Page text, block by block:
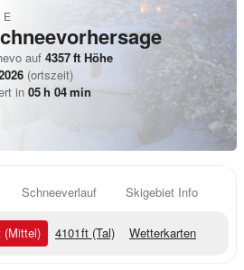
E
auf 4357ft Höhe
(ortszeit)
in 05h 04min
Schneeverlauf Skigebiet Info
(Mittel) 4101ft (Tal) Wetterkarten